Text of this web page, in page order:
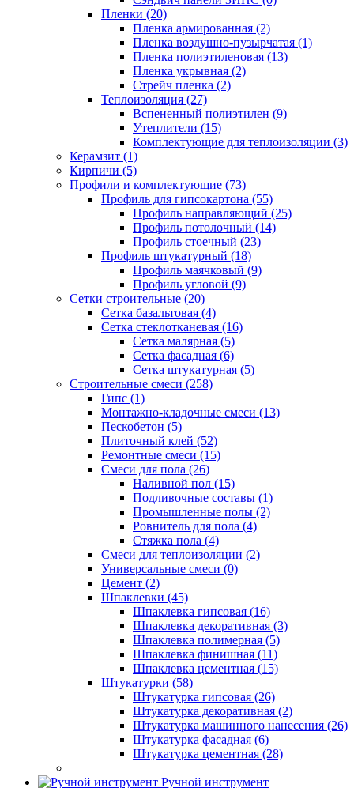
Пленки (20)
Пленка армированная (2)
Пленка воздушно-пузырчатая (1)
Пленка полиэтиленовая (13)
Пленка укрывная (2)
Стрейч пленка (2)
Теплоизоляция (27)
Вспененный полиэтилен (9)
Утеплители (15)
Комплектующие для теплоизоляции (3)
Керамзит (1)
Кирпичи (5)
Профили и комплектующие (73)
Профиль для гипсокартона (55)
Профиль направляющий (25)
Профиль потолочный (14)
Профиль стоечный (23)
Профиль штукатурный (18)
Профиль маячковый (9)
Профиль угловой (9)
Сетки строительные (20)
Сетка базальтовая (4)
Сетка стеклотканевая (16)
Сетка малярная (5)
Сетка фасадная (6)
Сетка штукатурная (5)
Строительные смеси (258)
Гипс (1)
Монтажно-кладочные смеси (13)
Пескобетон (5)
Плиточный клей (52)
Ремонтные смеси (15)
Смеси для пола (26)
Наливной пол (15)
Подливочные составы (1)
Промышленные полы (2)
Ровнитель для пола (4)
Стяжка пола (4)
Смеси для теплоизоляции (2)
Универсальные смеси (0)
Цемент (2)
Шпаклевки (45)
Шпаклевка гипсовая (16)
Шпаклевка декоративная (3)
Шпаклевка полимерная (5)
Шпаклевка финишная (11)
Шпаклевка цементная (15)
Штукатурки (58)
Штукатурка гипсовая (26)
Штукатурка декоративная (2)
Штукатурка машинного нанесения (26)
Штукатурка фасадная (6)
Штукатурка цементная (28)
Ручной инструмент